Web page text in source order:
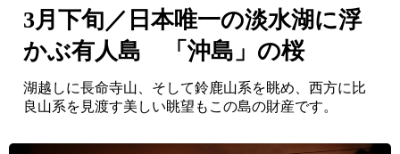
3月下旬／日本唯一の淡水湖に浮
かぶ有人島 「沖島」の桜
湖越しに長命寺山、そして鈴鹿山系を眺め、西方に比
良山系を見渡す美しい眺望もこの島の財産です。